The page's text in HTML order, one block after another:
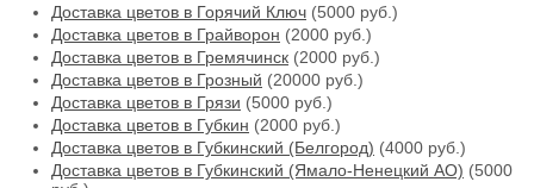
Доставка цветов в Горячий Ключ (5000 руб.)
Доставка цветов в Грайворон (2000 руб.)
Доставка цветов в Гремячинск (2000 руб.)
Доставка цветов в Грозный (20000 руб.)
Доставка цветов в Грязи (5000 руб.)
Доставка цветов в Губкин (2000 руб.)
Доставка цветов в Губкинский (Белгород) (4000 руб.)
Доставка цветов в Губкинский (Ямало-Ненецкий АО) (5000